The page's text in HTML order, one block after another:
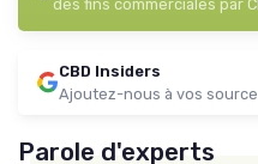
des fins commerciales par
CBD Insiders
Ajoutez-nous à vos
Parole d'experts